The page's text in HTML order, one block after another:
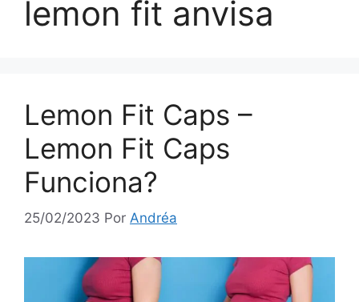
lemon fit anvisa
Lemon Fit Caps –
Lemon Fit Caps
Funciona?
25/02/2023 Por Andréa